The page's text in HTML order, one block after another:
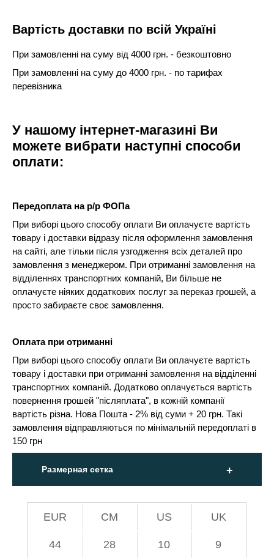
Вартість доставки по всій Україні
При замовленні на суму від 4000 грн. - безкоштовно
При замовленні на суму до 4000 грн. - по тарифах
перевізника
У нашому інтернет-магазині Ви
можете вибрати наступні способи
оплати:
Передоплата на р/р ФОПа
При виборі цього способу оплати Ви оплачуєте вартість
товару і доставки відразу після оформлення замовлення
на сайті, але тільки після узгодження всіх деталей про
замовлення з менеджером. При отриманні замовлення на
відділеннях транспортних компаній, Ви більше не
оплачуєте ніяких додаткових послуг за переказ грошей, а
просто забираєте своє замовлення.
Оплата при отриманні
При виборі цього способу оплати Ви оплачуєте вартість
товару і доставки при отриманні замовлення на відділенні
транспортних компаній. Додатково оплачується вартість
повернення грошей "післяплата", в кожній компанії
вартість різна. Нова Пошта - 2% від суми + 20 грн. Такі
замовлення відправляються по мінімальній передоплаті в
150 грн
Размерная сетка
EUR СМ US UK
44 28 10 9